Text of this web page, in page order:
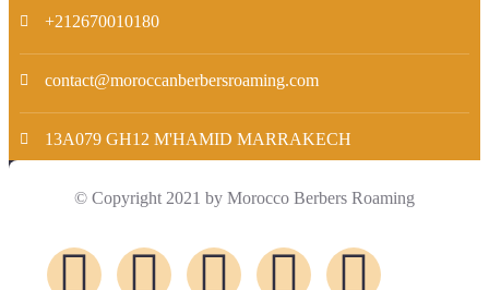
+212670010180
contact@moroccanberbersroaming.com
13A079 GH12 M'HAMID MARRAKECH
© Copyright 2021 by Morocco Berbers Roaming